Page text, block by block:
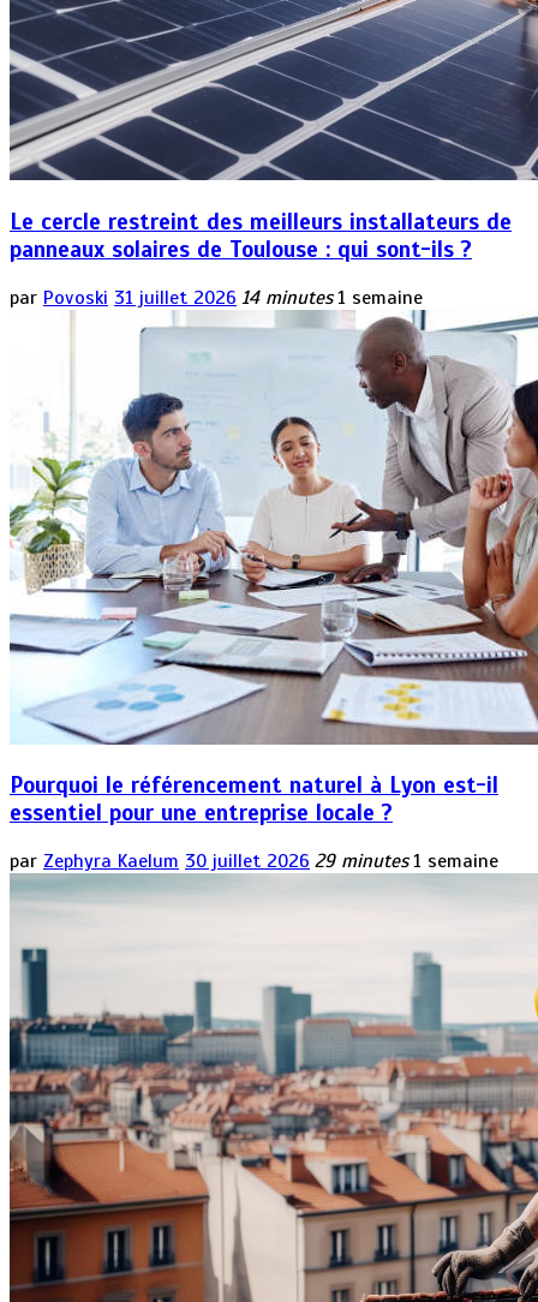
Le cercle restreint des meilleurs installateurs de
panneaux solaires de Toulouse : qui sont-ils ?
par Povoski 31 juillet 2026 14 minutes 1 semaine
Pourquoi le référencement naturel à Lyon est-il
essentiel pour une entreprise locale ?
par Zephyra Kaelum 30 juillet 2026 29 minutes 1 semaine